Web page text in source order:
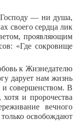
Господу — ни душа,
своего сердца лик
проявляющим
«Где сокровище
к Жизнедателю
дарует нам жизнь
и совершенством. В
и пророчества
вечного
освобождают